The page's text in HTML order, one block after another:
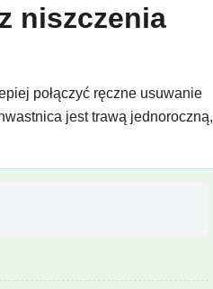
niszczenia
połączyć ręczne usuwanie
jest trawą jednoroczną,